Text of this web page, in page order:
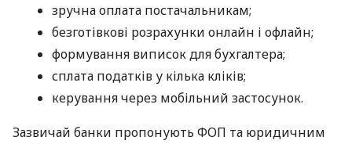
зручна оплата постачальникам;
безготівкові розрахунки онлайн і офлайн;
формування виписок для бухгалтера;
сплата податків у кілька кліків;
керування через мобільний застосунок.
Зазвичай банки пропонують ФОП та юридичним